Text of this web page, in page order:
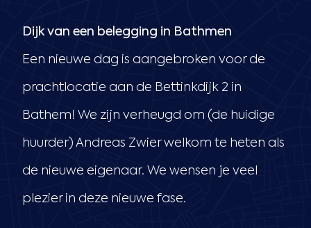
Dijk van een belegging in Bathmen
Een nieuwe dag is aangebroken voor de
prachtlocatie aan de Bettinkdijk 2 in
Bathem! We zijn verheugd om (de huidige
huurder) Andreas Zwier welkom te heten als
de nieuwe eigenaar. We wensen je veel
plezier in deze nieuwe fase.